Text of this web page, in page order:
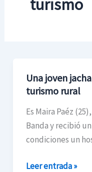
turismo
Una joven
turismo rural
Es Maira Paéz
Banda y recibió
condiciones un
Una
joven
jachallera
apuesta
turismo
Leer entrada »